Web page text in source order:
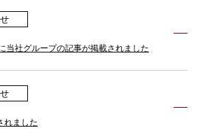
当社グループの記事が掲載されました
れました